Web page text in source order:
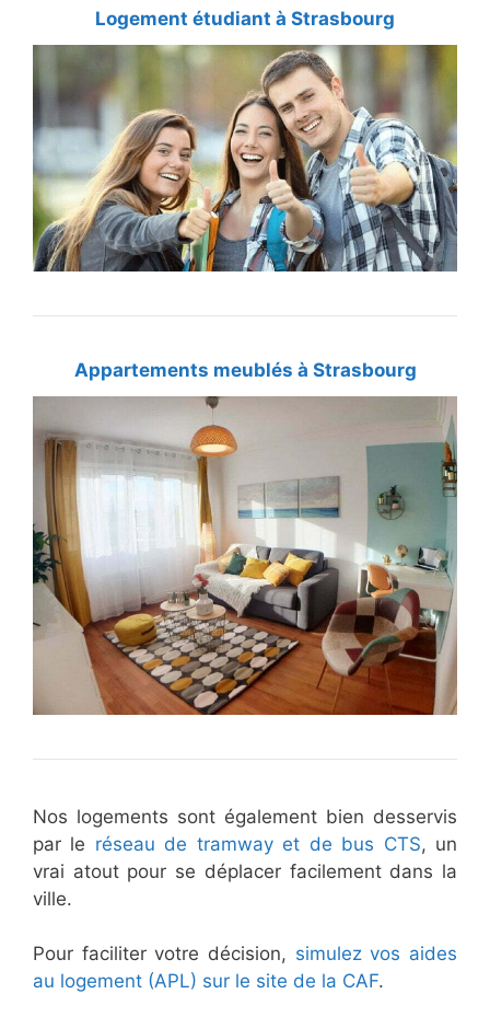
Logement étudiant à Strasbourg
Appartements meublés à Strasbourg
Nos logements sont également bien desservis
par le réseau de tramway et de bus CTS, un
vrai atout pour se déplacer facilement dans la
ville.
Pour faciliter votre décision, simulez vos aides
au logement (APL) sur le site de la CAF.